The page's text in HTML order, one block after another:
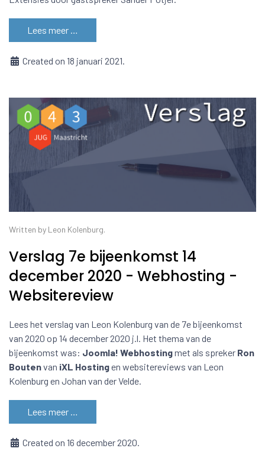
Lees meer …
Created on 18 januari 2021.
Written by Leon Kolenburg.
Verslag 7e bijeenkomst 14
december 2020 - Webhosting -
Websitereview
Lees het verslag van Leon Kolenburg van de 7e bijeenkomst
van 2020 op 14 december 2020 j.l. Het thema van de
bijeenkomst was: Joomla! Webhostingmet als spreker Ron
Boutenvan iXL Hostingen websitereviews van Leon
Kolenburg en Johan van der Velde.
Lees meer …
Created on 16 december 2020.